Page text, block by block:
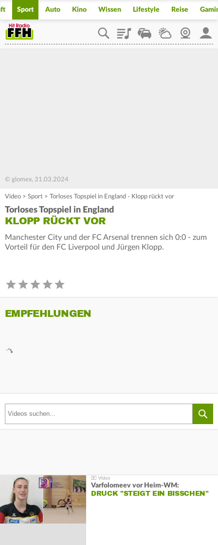
Sport Auto Kino Wissen Lifestyle Reise
PlaylistStaupilotWetterWebcam
© glomex, 31.03.2024
Video > Sport > Torloses Topspiel in England - Klopp rückt vor
Torloses Topspiel in England
KLOPP RÜCKT VOR
Manchester City und der FC Arsenal trennen sich 0:0 - zum
Vorteil für den FC Liverpool und Jürgen Klopp.
EMPFEHLUNGEN
Varfolomeev vor Heim-WM:
DRUCK "STEIGT EIN BISSCHEN"